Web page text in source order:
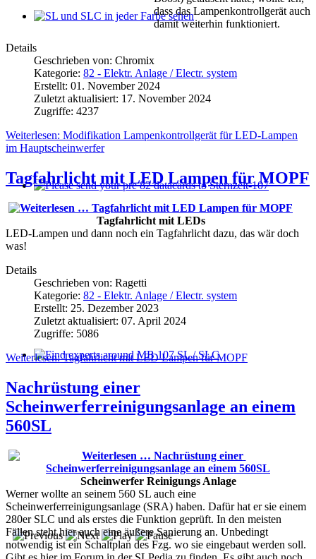
SL und SLC in jeder Farbe sehen
Find experts around MB 107 SL / SLC
dass das Lampenkontrollgerät auch
damit weiterhin funktioniert.
Details
Geschrieben von: Chromix
Kategorie: 82 - Elektr. Anlage / Electr. system
Erstellt: 01. November 2024
Zuletzt aktualisiert: 17. November 2024
Zugriffe: 4237
Weiterlesen: Modifikation Lampenkontrollgerät für LED-Lampen
im Hauptscheinwerfer
Tagfahrlicht mit LED Lampen für MOPF
Tagfahrlicht mit LEDs
LED-Lampen und dann noch ein Tagfahrlicht dazu, das wär doch
was!
Details
Geschrieben von: Ragetti
Kategorie: 82 - Elektr. Anlage / Electr. system
Erstellt: 25. Dezember 2023
Zuletzt aktualisiert: 07. April 2024
Zugriffe: 5086
Weiterlesen: Tagfahrlicht mit LED Lampen für MOPF
Nachrüstung einer
Scheinwerferreinigungsanlage an einem
560SL
Scheinwerfer Reinigungs Anlage
Werner wollte an seinem 560 SL auch eine
Scheinwerferreinigungsanlage (SRA) haben. Dafür hat er sie einem
280er SLC und als erstes die Funktion geprüft. In den meisten
Fällen steht hier auch eine äußere Sanierung an. Unbedingt
notwendig ist ein Schaltplan des Fzg. wo sie eingebaut werden soll.